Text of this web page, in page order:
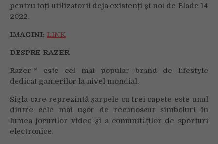
pentru toți utilizatorii deja existenți și noi de Blade 14
2022.
IMAGINI: LINK
DESPRE RAZER
Razer™ este cel mai popular brand de lifestyle
dedicat gamerilor la nivel mondial.
Sigla care reprezintă șarpele cu trei capete este unul
dintre cele mai ușor de recunoscut simboluri în
lumea jocurilor video și a comunităților de sporturi
electronice.